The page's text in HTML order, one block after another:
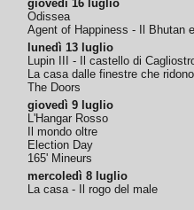
giovedì 16 luglio
Odissea
Agent of Happiness - Il Bhutan
lunedì 13 luglio
Lupin III - Il castello di
La casa dalle finestre che ridono
The Doors
giovedì 9 luglio
L'Hangar Rosso
Il mondo oltre
Election Day
165' Mineurs
mercoledì 8 luglio
La casa - Il rogo del male